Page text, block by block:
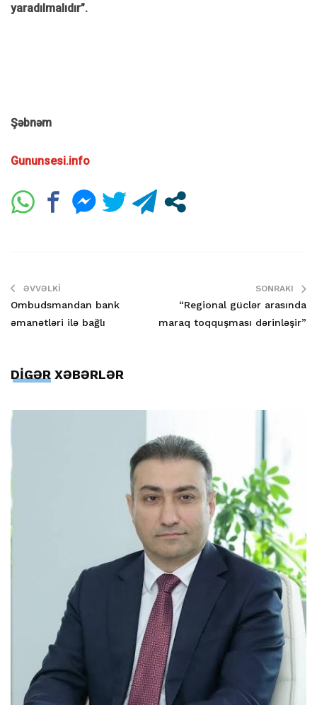
yaradılmalıdır”.
Şəbnəm
Gununsesi.info
ƏVVƏLKI
Ombudsmandan bank
əmanətləri ilə bağlı
SONRAKI
“Regional güclər arasında
maraq toqquşması dərinləşir”
DİGƏR XƏBƏRLƏR